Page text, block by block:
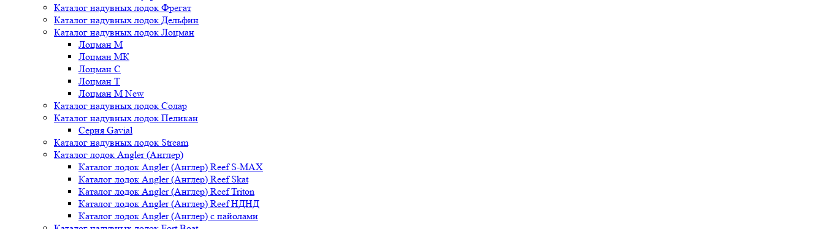
Каталог надувных лодок Фрегат
Каталог надувных лодок Дельфин
Каталог надувных лодок Лоцман
Лоцман М
Лоцман МК
Лоцман С
Лоцман Т
Лоцман М New
Каталог надувных лодок Солар
Каталог надувных лодок Пеликан
Серия Gavial
Каталог надувных лодок Stream
Каталог лодок Angler (Англер)
Каталог лодок Angler (Англер) Reef S-MAX
Каталог лодок Angler (Англер) Reef Skat
Каталог лодок Angler (Англер) Reef Triton
Каталог лодок Angler (Англер) Reef НДНД
Каталог лодок Angler (Англер) с пайолами